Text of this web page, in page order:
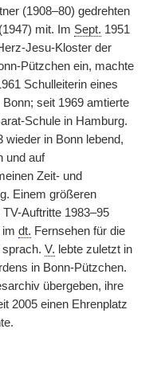
(1908–80) gedrehten
mit. Im Sept. 1951
Jesu-Kloster der
Pützchen ein, machte
Schulleiterin eines
seit 1969 amtierte
Schule in Hamburg.
wieder in Bonn lebend,
und auf
Zeit- und
Einem größeren
Auftritte 1983–95
im dt. Fernsehen für die
sprach. V. lebte zuletzt in
in Bonn-Pützchen.
übergeben, ihre
2005 einen Ehrenplatz